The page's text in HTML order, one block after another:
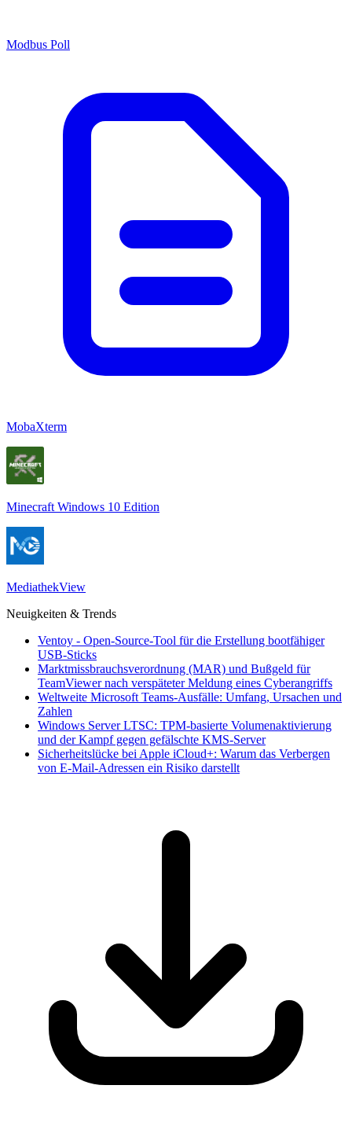
Modbus Poll
MobaXterm
Minecraft Windows 10 Edition
MediathekView
Neuigkeiten & Trends
Ventoy - Open-Source-Tool für die Erstellung bootfähiger
USB-Sticks
Marktmissbrauchsverordnung (MAR) und Bußgeld für
TeamViewer nach verspäteter Meldung eines Cyberangriffs
Weltweite Microsoft Teams-Ausfälle: Umfang, Ursachen und
Zahlen
Windows Server LTSC: TPM-basierte Volumenaktivierung
und der Kampf gegen gefälschte KMS-Server
Sicherheitslücke bei Apple iCloud+: Warum das Verbergen
von E-Mail-Adressen ein Risiko darstellt